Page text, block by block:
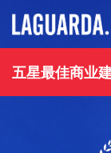
五星最佳商业